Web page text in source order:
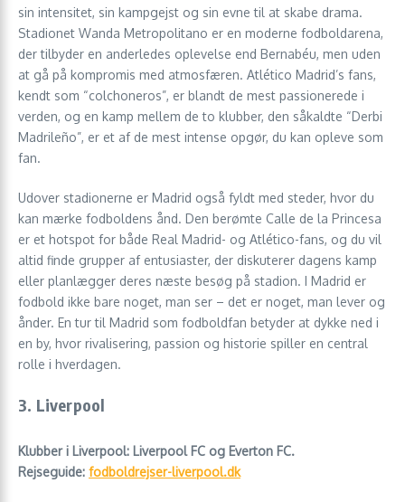
sin intensitet, sin kampgejst og sin evne til at skabe drama.
Stadionet Wanda Metropolitano er en moderne fodboldarena,
der tilbyder en anderledes oplevelse end Bernabéu, men uden
at gå på kompromis med atmosfæren. Atlético Madrid’s fans,
kendt som “colchoneros”, er blandt de mest passionerede i
verden, og en kamp mellem de to klubber, den såkaldte “Derbi
Madrileño”, er et af de mest intense opgør, du kan opleve som
fan.
Udover stadionerne er Madrid også fyldt med steder, hvor du
kan mærke fodboldens ånd. Den berømte Calle de la Princesa
er et hotspot for både Real Madrid- og Atlético-fans, og du vil
altid finde grupper af entusiaster, der diskuterer dagens kamp
eller planlægger deres næste besøg på stadion. I Madrid er
fodbold ikke bare noget, man ser – det er noget, man lever og
ånder. En tur til Madrid som fodboldfan betyder at dykke ned i
en by, hvor rivalisering, passion og historie spiller en central
rolle i hverdagen.
3. Liverpool
Klubber i Liverpool: Liverpool FC og Everton FC.
Rejseguide: fodboldrejser-liverpool.dk